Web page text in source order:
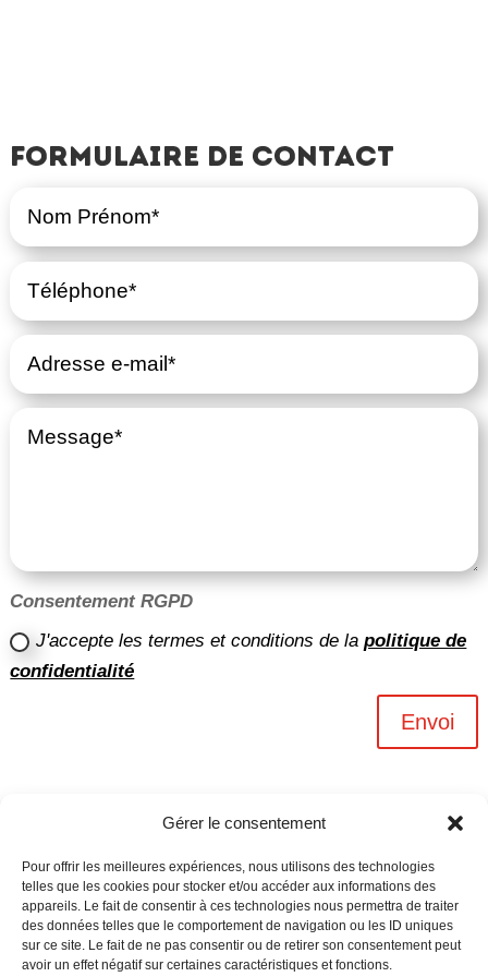
Gérer le consentement
Pour offrir les meilleures expériences, nous utilisons des technologies
telles que les cookies pour stocker et/ou accéder aux informations des
appareils. Le fait de consentir à ces technologies nous permettra de traiter
des données telles que le comportement de navigation ou les ID uniques
sur ce site. Le fait de ne pas consentir ou de retirer son consentement peut
avoir un effet négatif sur certaines caractéristiques et fonctions.
Formulaire de contact
Consentement RGPD
J'accepte les termes et conditions de lapolitique de
confidentialité
Envoi